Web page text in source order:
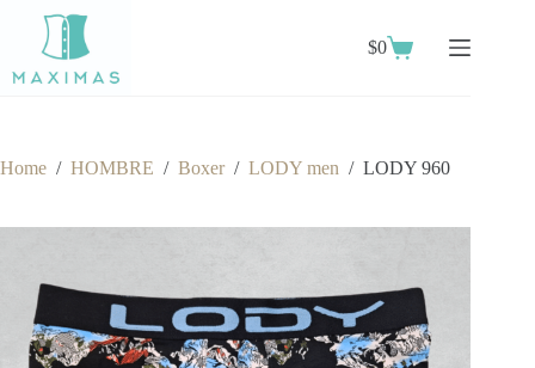
content
Shopping
$0
Home / HOMBRE / Boxer / LODY men / LODY 960